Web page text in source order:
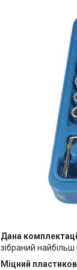
Дана
зібраний
Міцний